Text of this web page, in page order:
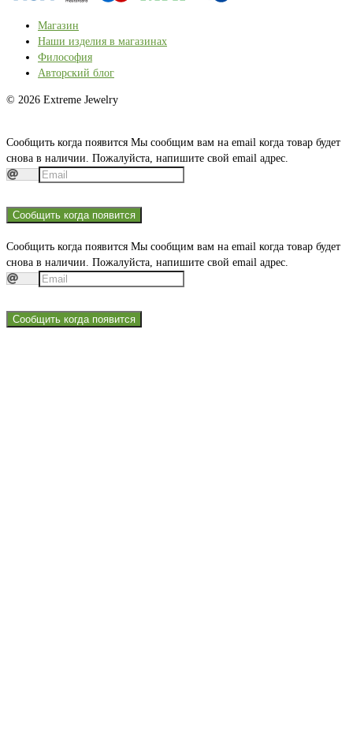
Магазин
Наши изделия в магазинах
Философия
Авторский блог
© 2026 Extreme Jewelry
Сообщить когда появится Мы сообщим вам на email когда товар будет
снова в наличии. Пожалуйста, напишите свой email адрес.
Сообщить когда появится
Сообщить когда появится Мы сообщим вам на email когда товар будет
снова в наличии. Пожалуйста, напишите свой email адрес.
Сообщить когда появится